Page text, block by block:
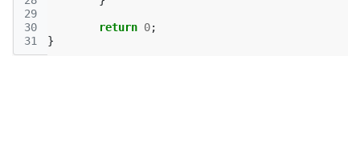
29
30
31
return 0;
}